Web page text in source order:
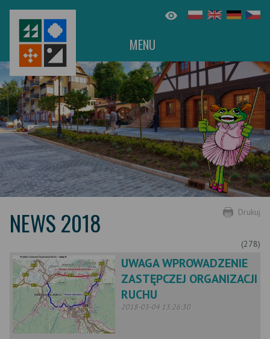
MENU
Drukuj
NEWS 2018
(278)
UWAGA WPROWADZENIE
ZASTĘPCZEJ ORGANIZACJI
RUCHU
2018-03-04 13:26:30